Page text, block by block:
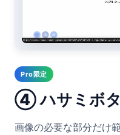
Pro限定
④ ハサミボ
画像の必要な部分だけ